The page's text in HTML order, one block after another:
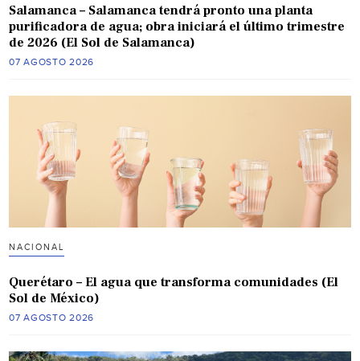
Salamanca – Salamanca tendrá pronto una planta
purificadora de agua; obra iniciará el último trimestre
de 2026 (El Sol de Salamanca)
07 AGOSTO 2026
NACIONAL
Querétaro – El agua que transforma comunidades (El
Sol de México)
07 AGOSTO 2026